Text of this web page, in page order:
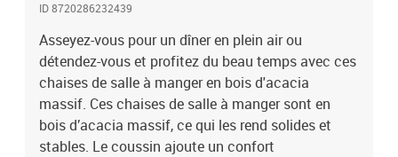
ID 8720286232439
Asseyez-vous pour un dîner en plein air ou
détendez-vous et profitez du beau temps avec ces
chaises de salle à manger en bois d'acacia
massif. Ces chaises de salle à manger sont en
bois d’acacia massif, ce qui les rend solides et
stables. Le coussin ajoute un confort